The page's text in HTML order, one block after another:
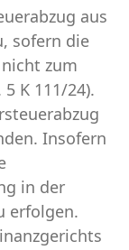
aus
sofern die
zum
K 111/24).
Insofern
in der
erfolgen.